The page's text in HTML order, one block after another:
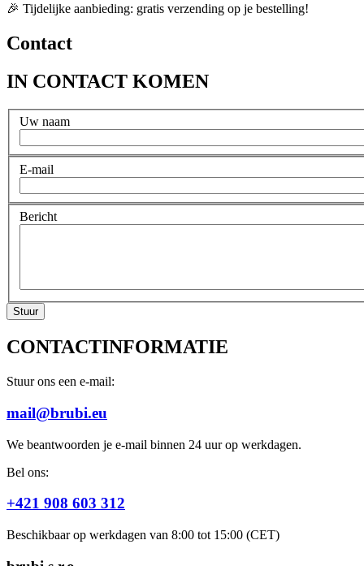
🎉 Tijdelijke aanbieding: gratis verzending op je bestelling!
Contact
IN CONTACT KOMEN
Uw naam
E-mail
Bericht
CONTACTINFORMATIE
Stuur ons een e-mail:
mail@brubi.eu
We beantwoorden je e-mail binnen 24 uur op werkdagen.
Bel ons:
+421 908 603 312
Beschikbaar op werkdagen van 8:00 tot 15:00 (CET)